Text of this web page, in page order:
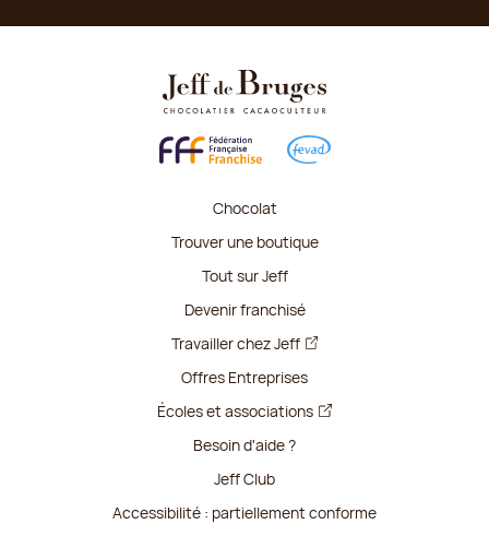
Chocolat
Trouver une boutique
Tout sur Jeff
Devenir franchisé
Travailler chez Jeff
Offres Entreprises
Écoles et associations
Besoin d'aide ?
Jeff Club
Accessibilité : partiellement conforme